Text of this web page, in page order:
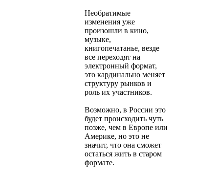
Необратимые
изменения уже
произошли в кино,
музыке,
книгопечатанье, везде
все переходят на
электронный формат,
это кардинально меняет
структуру рынков и
роль их участников.
Возможно, в России это
будет происходить чуть
позже, чем в Европе или
Америке, но это не
значит, что она сможет
остаться жить в старом
формате.